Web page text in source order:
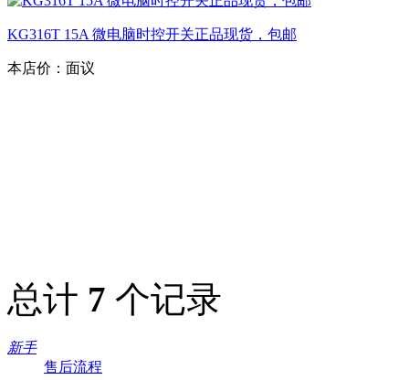
KG316T 15A 微电脑时控开关正品现货，包邮
本店价： 面议
总计 7 个记录
新手
售后流程